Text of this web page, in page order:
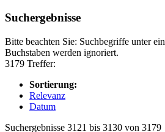
Suchergebnisse
Bitte beachten Sie: Suchbegriffe unter
Buchstaben werden ignoriert.
3179 Treffer:
Sortierung:
Relevanz
Datum
Suchergebnisse 3121 bis 3130 von 3179